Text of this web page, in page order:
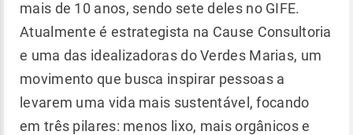
mais de 10 anos, sendo sete deles no GIFE.
Atualmente é estrategista na Cause Consultoria
e uma das idealizadoras do Verdes Marias, um
movimento que busca inspirar pessoas a
levarem uma vida mais sustentável, focando
em três pilares: menos lixo, mais orgânicos e